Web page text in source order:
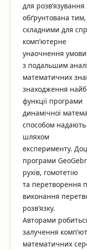
для
обґрунтована
складними для
комп’ютерне
унаочнення умови
з подальшим
математичних
знаходження
функції програми
динамічної
способом надають
шляхом
експерименту.
програми
рухів, гомотетію
та перетворення
виконання
розв’язку.
Авторами
залучення
математичних